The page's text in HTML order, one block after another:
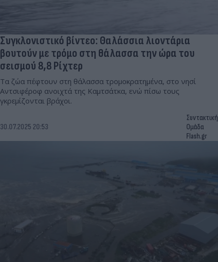
Συγκλονιστικό βίντεο: Θαλάσσια λιοντάρια
βουτούν με τρόμο στη θάλασσα την ώρα του
σεισμού 8,8 Ρίχτερ
Τα ζώα πέφτουν στη θάλασσα τρομοκρατημένα, στο νησί
Αντσιφέροφ ανοιχτά της Καμτσάτκα, ενώ πίσω τους
γκρεμίζονται βράχοι.
30.07.2025 20:53
Συντακτική
Ομάδα
Flash.gr